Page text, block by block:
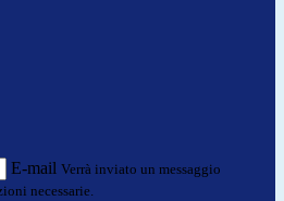
E-mail Verrà inviato un messaggio
necessarie.